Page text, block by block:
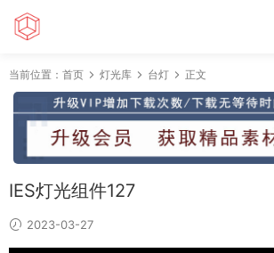
当前位置： 首页 灯光库 台灯 正文
IES灯光组件127
2023-03-27